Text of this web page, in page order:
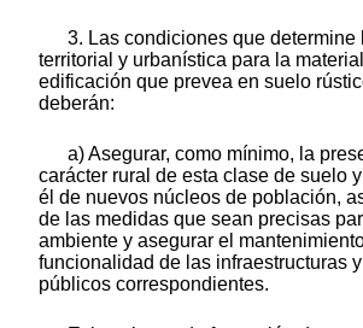
3. Las condiciones que determine
territorial y urbanística para la
edificación que prevea en suelo
deberán:
a) Asegurar, como mínimo, la
carácter rural de esta clase de suelo
él de nuevos núcleos de población,
de las medidas que sean precisas
ambiente y asegurar el
funcionalidad de las infraestructuras
públicos correspondientes.